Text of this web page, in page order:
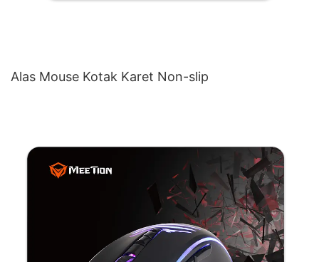
Alas Mouse Kotak Karet Non-slip